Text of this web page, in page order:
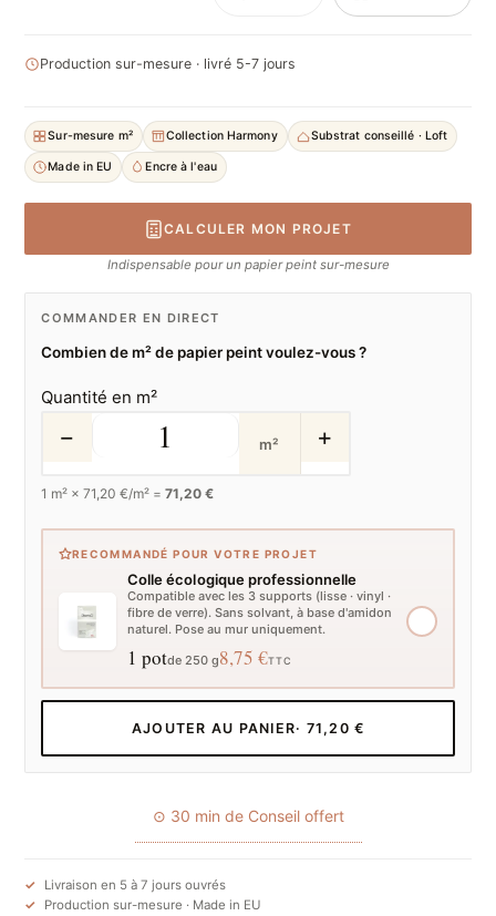
Production sur-mesure · livré 5-7 jours
Sur-mesure m² Collection Harmony Substrat conseillé · Loft
Made in EU Encre à l'eau
CALCULER MON PROJET
Indispensable pour un papier peint sur-mesure
COMMANDER EN DIRECT
Combien de m² de papier peint voulez-vous ?
Quantité en m²
− m² +
1 m² ×71,20 €/m² =71,20 €
RECOMMANDÉ POUR VOTRE PROJET
Colle écologique professionnelle
Compatible avec les 3 supports (lisse · vinyl ·
fibre de verre). Sans solvant, à base d'amidon
naturel. Pose au mur uniquement.
1 potde 250 g8,75 €TTC
AJOUTER AU PANIER· 71,20 €
⊙ 30 min de Conseil offert
Livraison en 5 à 7 jours ouvrés
Production sur-mesure · Made in EU